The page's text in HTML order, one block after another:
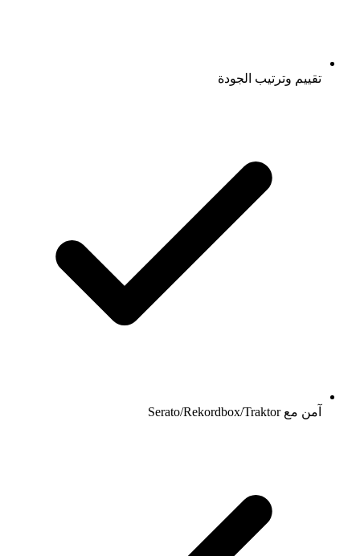
تقييم وترتيب الجودة
آمن مع Serato/Rekordbox/Traktor